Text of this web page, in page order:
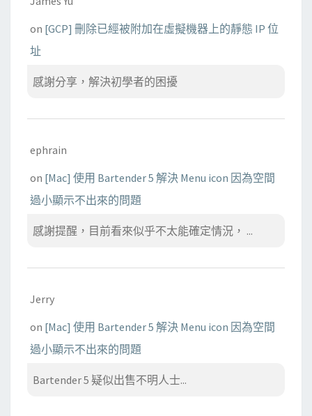
on [GCP] 刪除已經被附加在虛擬機器上的靜態 IP 位
址
感謝分享，解決初學者的困擾
ephrain
on [Mac] 使用 Bartender 5 解決 Menu icon 因為空間
過小顯示不出來的問題
感謝提醒，目前看來似乎不太能確定情況， ...
Jerry
on [Mac] 使用 Bartender 5 解決 Menu icon 因為空間
過小顯示不出來的問題
Bartender 5 疑似出售不明人士...